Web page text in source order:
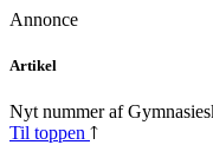
Annonce
Skip
content
Artikel
Nyt nummer af
Til toppen